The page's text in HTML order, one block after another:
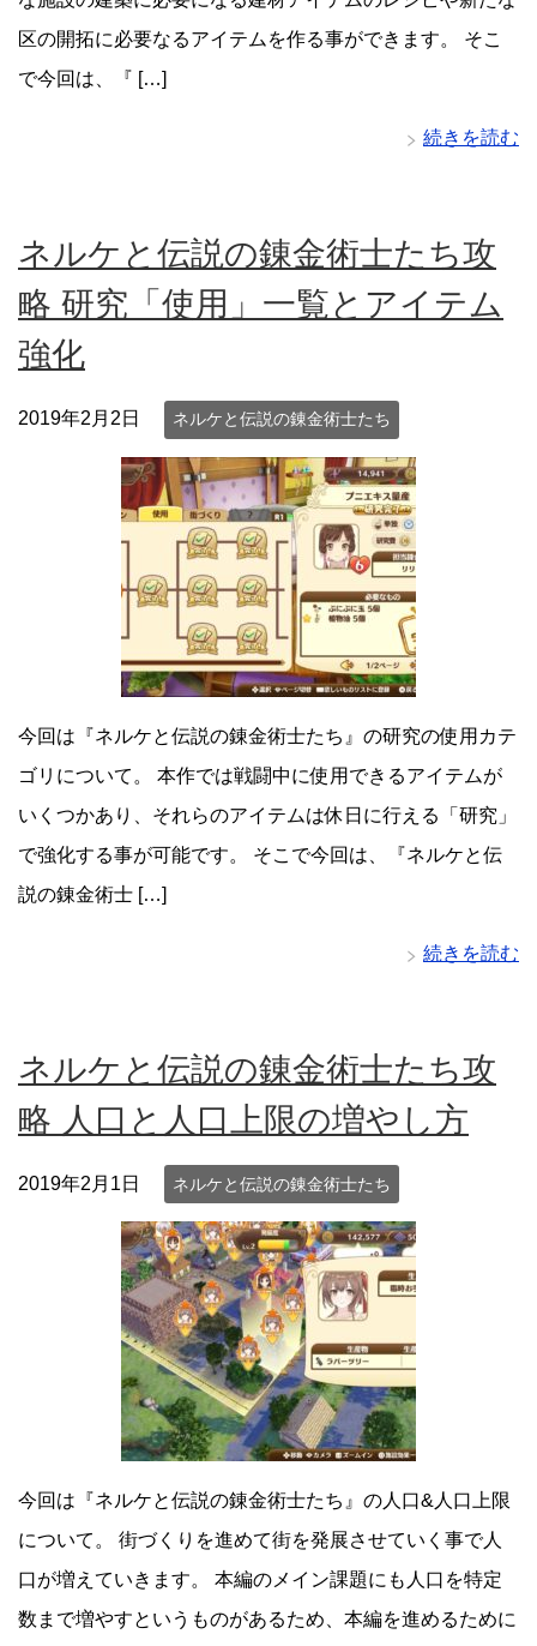
区の開拓に必要なるアイテムを作る事ができます。 そこ
で今回は、『 […]
続きを読む
ネルケと伝説の錬金術士たち攻
略 研究「使用」一覧とアイテム
強化
2019年2月2日 ネルケと伝説の錬金術士たち
今回は『ネルケと伝説の錬金術士たち』の研究の使用カテ
ゴリについて。 本作では戦闘中に使用できるアイテムが
いくつかあり、それらのアイテムは休日に行える「研究」
で強化する事が可能です。 そこで今回は、『ネルケと伝
説の錬金術士 […]
続きを読む
ネルケと伝説の錬金術士たち攻
略 人口と人口上限の増やし方
2019年2月1日 ネルケと伝説の錬金術士たち
今回は『ネルケと伝説の錬金術士たち』の人口&人口上限
について。 街づくりを進めて街を発展させていく事で人
口が増えていきます。 本編のメイン課題にも人口を特定
数まで増やすというものがあるため、本編を進めるために